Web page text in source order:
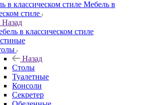
Мебель в
стиле
Назад
в классическом стиле
Назад
Столы
Туалетные
Консоли
Секретер